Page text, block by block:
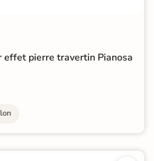
pierre travertin Pianosa